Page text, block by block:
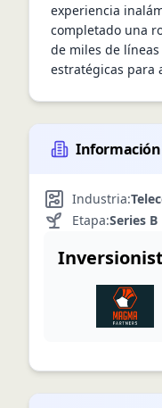
experiencia
completado una
de miles de
estratégicas para
Industria:
Etapa:Series B